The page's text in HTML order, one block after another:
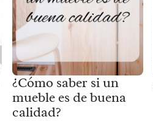
¿Cómo saber si un
mueble es de buena
calidad?